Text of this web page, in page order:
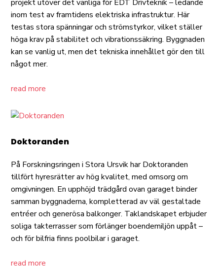
projekt utöver det vanliga för EDT Drivteknik – ledande
inom test av framtidens elektriska infrastruktur. Här
testas stora spänningar och strömstyrkor, vilket ställer
höga krav på stabilitet och vibrationssäkring. Byggnaden
kan se vanlig ut, men det tekniska innehållet gör den till
något mer.
read more
Doktoranden
På Forskningsringen i Stora Ursvik har Doktoranden
tillfört hyresrätter av hög kvalitet, med omsorg om
omgivningen. En upphöjd trädgård ovan garaget binder
samman byggnaderna, kompletterad av väl gestaltade
entréer och generösa balkonger. Taklandskapet erbjuder
soliga takterrasser som förlänger boendemiljön uppåt –
och för bilfria finns poolbilar i garaget.
read more